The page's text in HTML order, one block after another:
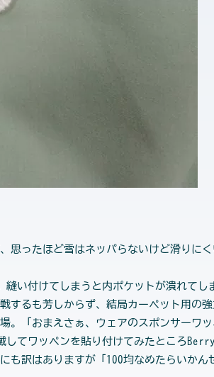
ったほど雪はネッパらないけど滑りにく
い付けてしまうと内ポケットが潰れてし
るも芳しからず、結局カーペット用の
。「おまえさぁ、ウェアのスポンサーワ
てワッペンを貼り付けてみたところ
訳はありますが「100均なめたらいかん